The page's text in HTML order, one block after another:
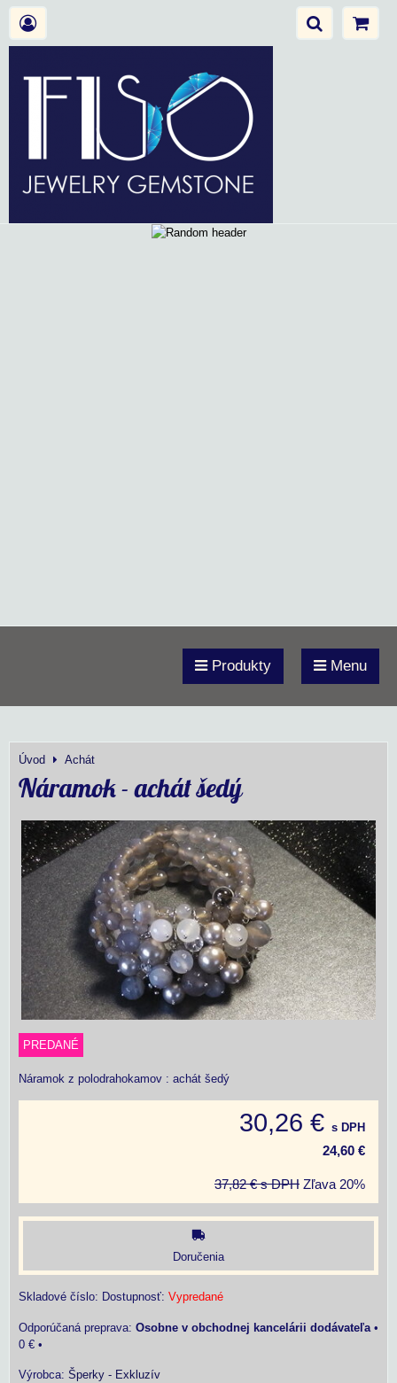
Produkty Menu
Úvod Achát
Náramok - achát šedý
PREDANÉ
Náramok z polodrahokamov : achát šedý
30,26 € s DPH
24,60 €
37,82 € s DPH Zľava 20%
Doručenia
Skladové číslo: Dostupnosť: Vypredané
Osobne v obchodnej kancelárii dodávateľa•
0 € •
Výrobca: Šperky - Exkluzív